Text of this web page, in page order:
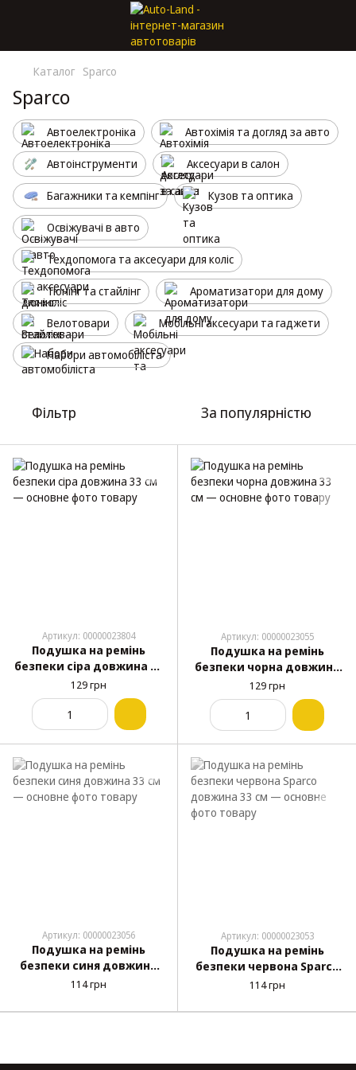
Каталог Sparco
Sparco
Автоелектроніка Автохімія та догляд за авто
Автоінструменти Аксесуари в салон
Багажники та кемпінг Кузов та оптика
Освіжувачі в авто
Техдопомога та аксесуари для коліс
Тюнінг та стайлінг Ароматизатори для дому
Велотовари Мобільні аксесуари та гаджети
Набори автомобіліста
Фільтр За популярністю
Артикул: 00000023804
Подушка на ремінь
безпеки сіра довжина 33
см
129 грн
Артикул: 00000023055
Подушка на ремінь
безпеки чорна довжина
33 см
129 грн
Артикул: 00000023056
Подушка на ремінь
безпеки синя довжина
33 см
114 грн
Артикул: 00000023053
Подушка на ремінь
безпеки червона Sparco
довжина 33 см
114 грн